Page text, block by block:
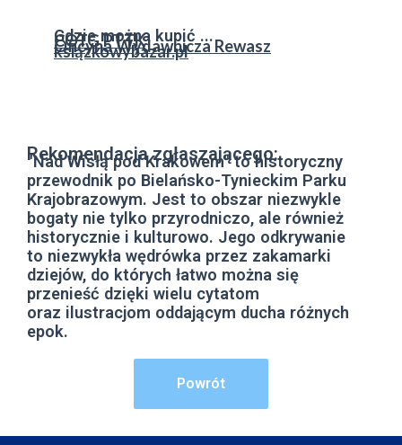
Gdzie można kupić ...
COTG PTTK
Oficyna Wydawnicza Rewasz
ksiązkowybazar.pl
Rekomendacja zgłaszającego:
"Nad Wisłą pod Krakowem" to historyczny
przewodnik po Bielańsko-Tynieckim Parku
Krajobrazowym. Jest to obszar niezwykle
bogaty nie tylko przyrodniczo, ale również
historycznie i kulturowo. Jego odkrywanie
to niezwykła wędrówka przez zakamarki
dziejów, do których łatwo można się
przenieść dzięki wielu cytatom
oraz ilustracjom oddającym ducha różnych
epok.
Powrót